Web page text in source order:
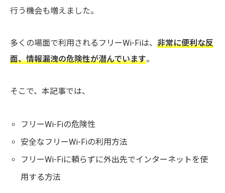
行う機会も増えました。
多くの場面で利用されるフリーWi-Fiは、 非常に便利な反
面、情報漏洩の危険性が潜んでいます。
そこで、本記事では、
フリーWi-Fiの危険性
安全なフリーWi-Fiの利用方法
フリーWi-Fiに頼らずに外出先でインターネットを使
用する方法